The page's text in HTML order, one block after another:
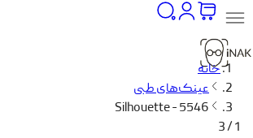
خانه
عینک‌های طبی
Silhouette - 5546
1 / 3